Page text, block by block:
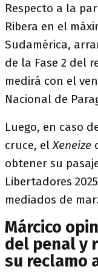
Respecto a la
Ribera en el
Sudamérica,
de la Fase 2 del
medirá con el
Nacional de
Luego, en caso
cruce, elXeneize
obtener su
Libertadores
mediados de
Márcico
del penal y
su reclamo